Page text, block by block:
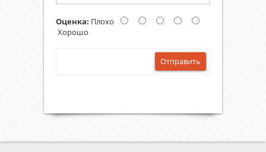
Оценка: Плохо
Хорошо
Отправить